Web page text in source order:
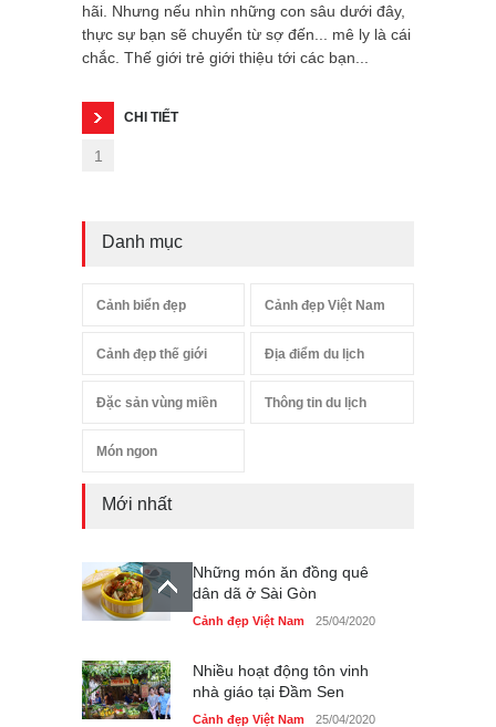
hãi. Nhưng nếu nhìn những con sâu dưới đây,
thực sự bạn sẽ chuyển từ sợ đến... mê ly là cái
chắc. Thế giới trẻ giới thiệu tới các bạn...
CHI TIẾT
1
Danh mục
Cảnh biển đẹp Cảnh đẹp Việt Nam
Cảnh đẹp thế giới Địa điểm du lịch
Đặc sản vùng miền Thông tin du lịch
Món ngon
Mới nhất
Những món ăn đồng quê
dân dã ở Sài Gòn
Cảnh đẹp Việt Nam 25/04/2020
Nhiều hoạt động tôn vinh
nhà giáo tại Đầm Sen
Cảnh đẹp Việt Nam 25/04/2020